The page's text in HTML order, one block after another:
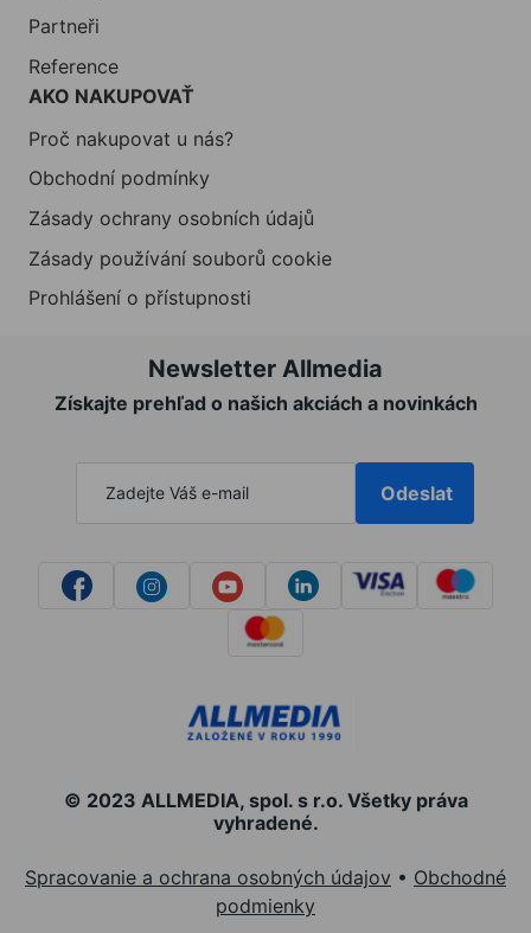
Partneři
Reference
AKO NAKUPOVAŤ
Proč nakupovat u nás?
Obchodní podmínky
Zásady ochrany osobních údajů
Zásady používání souborů cookie
Prohlášení o přístupnosti
Newsletter Allmedia
Získajte prehľad o našich akciách a novinkách
Odeslat
© 2023 ALLMEDIA, spol. s r.o. Všetky práva
vyhradené.
Spracovanie a ochrana osobných údajov • Obchodné
podmienky